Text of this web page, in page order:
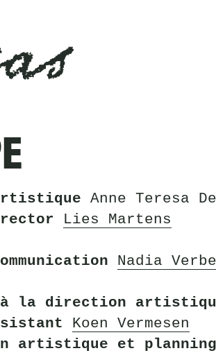
Anne Teresa
Lies Martens
Nadia
à la direction
Koen Vermesen
artistique et planning